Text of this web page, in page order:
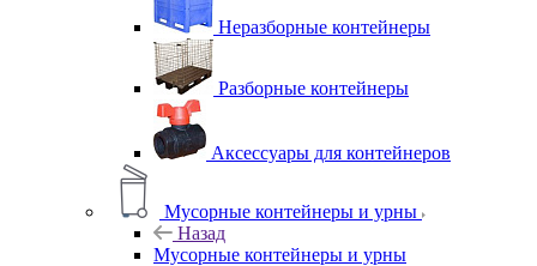
Неразборные контейнеры
Разборные контейнеры
Аксессуары для контейнеров
Мусорные контейнеры и урны
Назад
Мусорные контейнеры и урны